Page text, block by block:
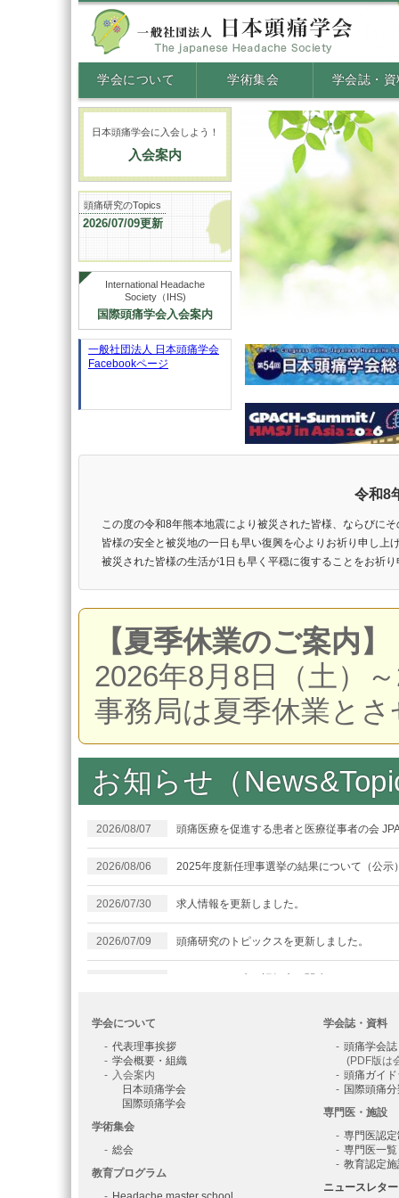
学会について 学術集会 学会誌・資
日本頭痛学会に入会しよう！
入会案内
頭痛研究のTopics
2026/07/09更新
International Headache
Society（IHS)
国際頭痛学会入会案内
一般社団法人 日本頭痛学会
Facebookページ
令和8
この度の令和8年熊本地震により被災された皆様、ならびに
皆様の安全と被災地の一日も早い復興を心よりお祈り申し上
被災された皆様の生活が1日も早く平穏に復することをお祈
【夏季休業のご案内】
2026年8月8日（土）
事務局は夏季休業と
お知らせ（
2026/08/07 頭痛医療を促進する患者と医療従事者の会
2026/08/06 2025年度新任理事選挙の結果について（公
2026/07/30 求人情報を更新しました。
2026/07/09 頭痛研究のトピックスを更新しました。
2026/06/23 頭痛研究のトピックスを更新しました。
2026/06/22 第3回痛覚変調性疼痛研究会のご案内
2026/06/09 頭痛学会認定教育施設を更新しました。
2026/06/05
「2029年日本頭
て」を掲載しまし
学会について
代表理事挨拶
学会概要・組織
入会案内
日本頭痛学会
国際頭痛学会
学術集会
総会
教育プログラム
学会誌・資料
頭痛学会
(PDF版は
頭痛ガイ
国際頭痛
専門医・施設
専門医認
専門医一覧
教育認定
ニュースレター